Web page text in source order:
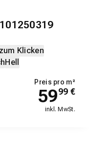
Klicken
Hell
Preis pro m²
5999 €
inkl. MwSt.